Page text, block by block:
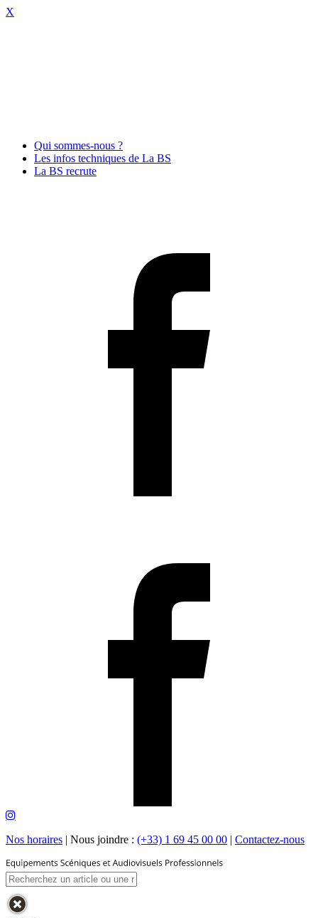
X
Qui sommes-nous ?
Les infos techniques de La BS
La BS recrute
Nos horaires | Nous joindre : (+33) 1 69 45 00 00 | Contactez-nous